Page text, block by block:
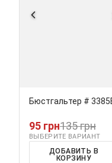
Бюстгальтер #
95 грн135 грн
ВЫБЕРИТЕ ВАРИАНТ
ДОБАВИТЬ В
КОРЗИНУ